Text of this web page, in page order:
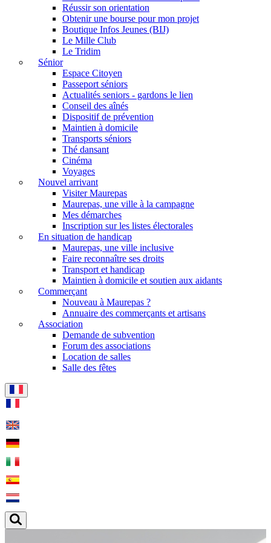
Réussir son orientation
Obtenir une bourse pour mon projet
Boutique Infos Jeunes (BIJ)
Le Mille Club
Le Tridim
Sénior
Espace Citoyen
Passeport séniors
Actualités seniors - gardons le lien
Conseil des aînés
Dispositif de prévention
Maintien à domicile
Transports séniors
Thé dansant
Cinéma
Voyages
Nouvel arrivant
Visiter Maurepas
Maurepas, une ville à la campagne
Mes démarches
Inscription sur les listes électorales
En situation de handicap
Maurepas, une ville inclusive
Faire reconnaître ses droits
Transport et handicap
Maintien à domicile et soutien aux aidants
Commerçant
Nouveau à Maurepas ?
Annuaire des commerçants et artisans
Association
Demande de subvention
Forum des associations
Location de salles
Salle des fêtes